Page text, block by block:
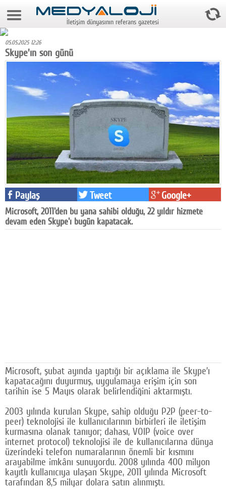
7 Ağustos 2026 2:47:38
Foto Galeri
Gazeteler
Medya
Reyting-tiraj
Teknoloji
Televizyon
Dünya
Pr
Yazarlar
Künye
Facebook
Twitter
Google Plus
© 2026 TÜM HAKLARI SAKLIDIR
İletişim dünyasının referans gazetesi
05.05.2025 12:26
Skype'ın son günü
Paylaş Tweet Google+
Microsoft, 2011'den bu yana sahibi olduğu, 22 yıldır hizmete
devam eden Skype'ı bugün kapatacak.
Microsoft, şubat ayında yaptığı bir açıklama ile Skype’ı
kapatacağını duyurmuş, uygulamaya erişim için son
tarihin ise 5 Mayıs olarak belirlendiğini aktarmıştı.
2003 yılında kurulan Skype, sahip olduğu P2P (peer-to-
peer) teknolojisi ile kullanıcılarının birbirleri ile iletişim
kurmasına olanak tanıyor; dahası, VOIP (voice over
internet protocol) teknolojisi ile de kullanıcılarına dünya
üzerindeki telefon numaralarının önemli bir kısmını
arayabilme imkânı sunuyordu. 2008 yılında 400 milyon
kayıtlı kullanıcıya ulaşan Skype, 2011 yılında Microsoft
tarafından 8,5 milyar dolara satın alınmıştı.